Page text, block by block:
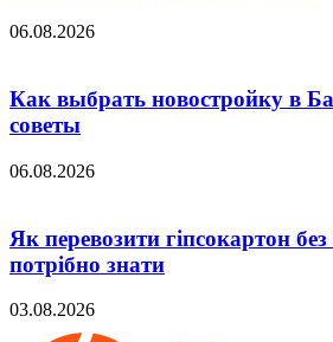
06.08.2026
Как выбрать новостройку в
советы
06.08.2026
Як перевозити гіпсокартон
потрібно знати
03.08.2026